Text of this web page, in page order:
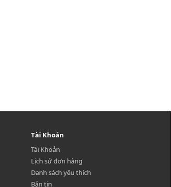
Tài Khoản
Tài Khoản
Lịch sử đơn hàng
Danh sách yêu thích
Bản tin